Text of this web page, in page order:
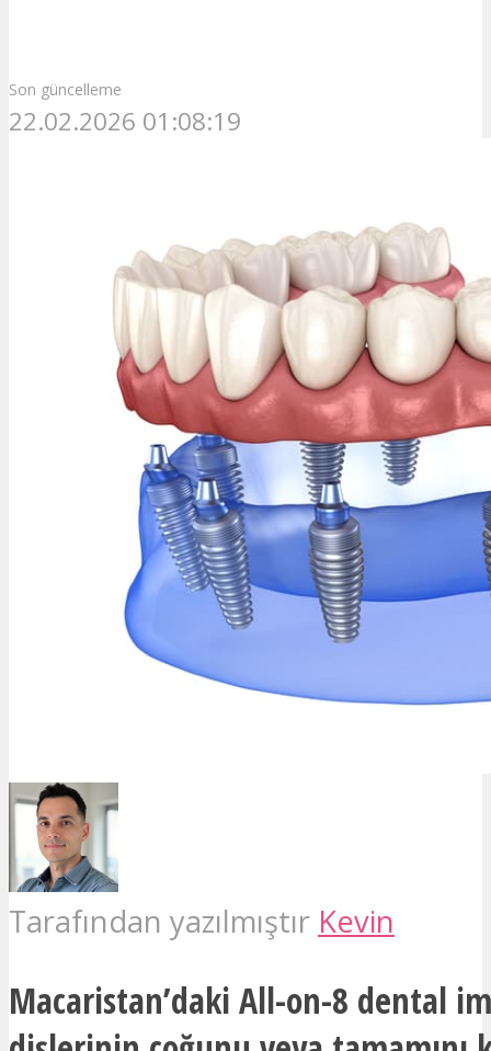
Son güncelleme
22.02.2026 01:08:19
Tarafından yazılmıştır Kevin
Macaristan’daki All-on-8 dental